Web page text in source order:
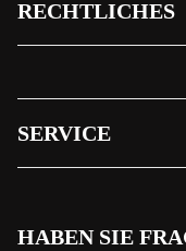
RECHTLICHES
SERVICE
HABEN SIE